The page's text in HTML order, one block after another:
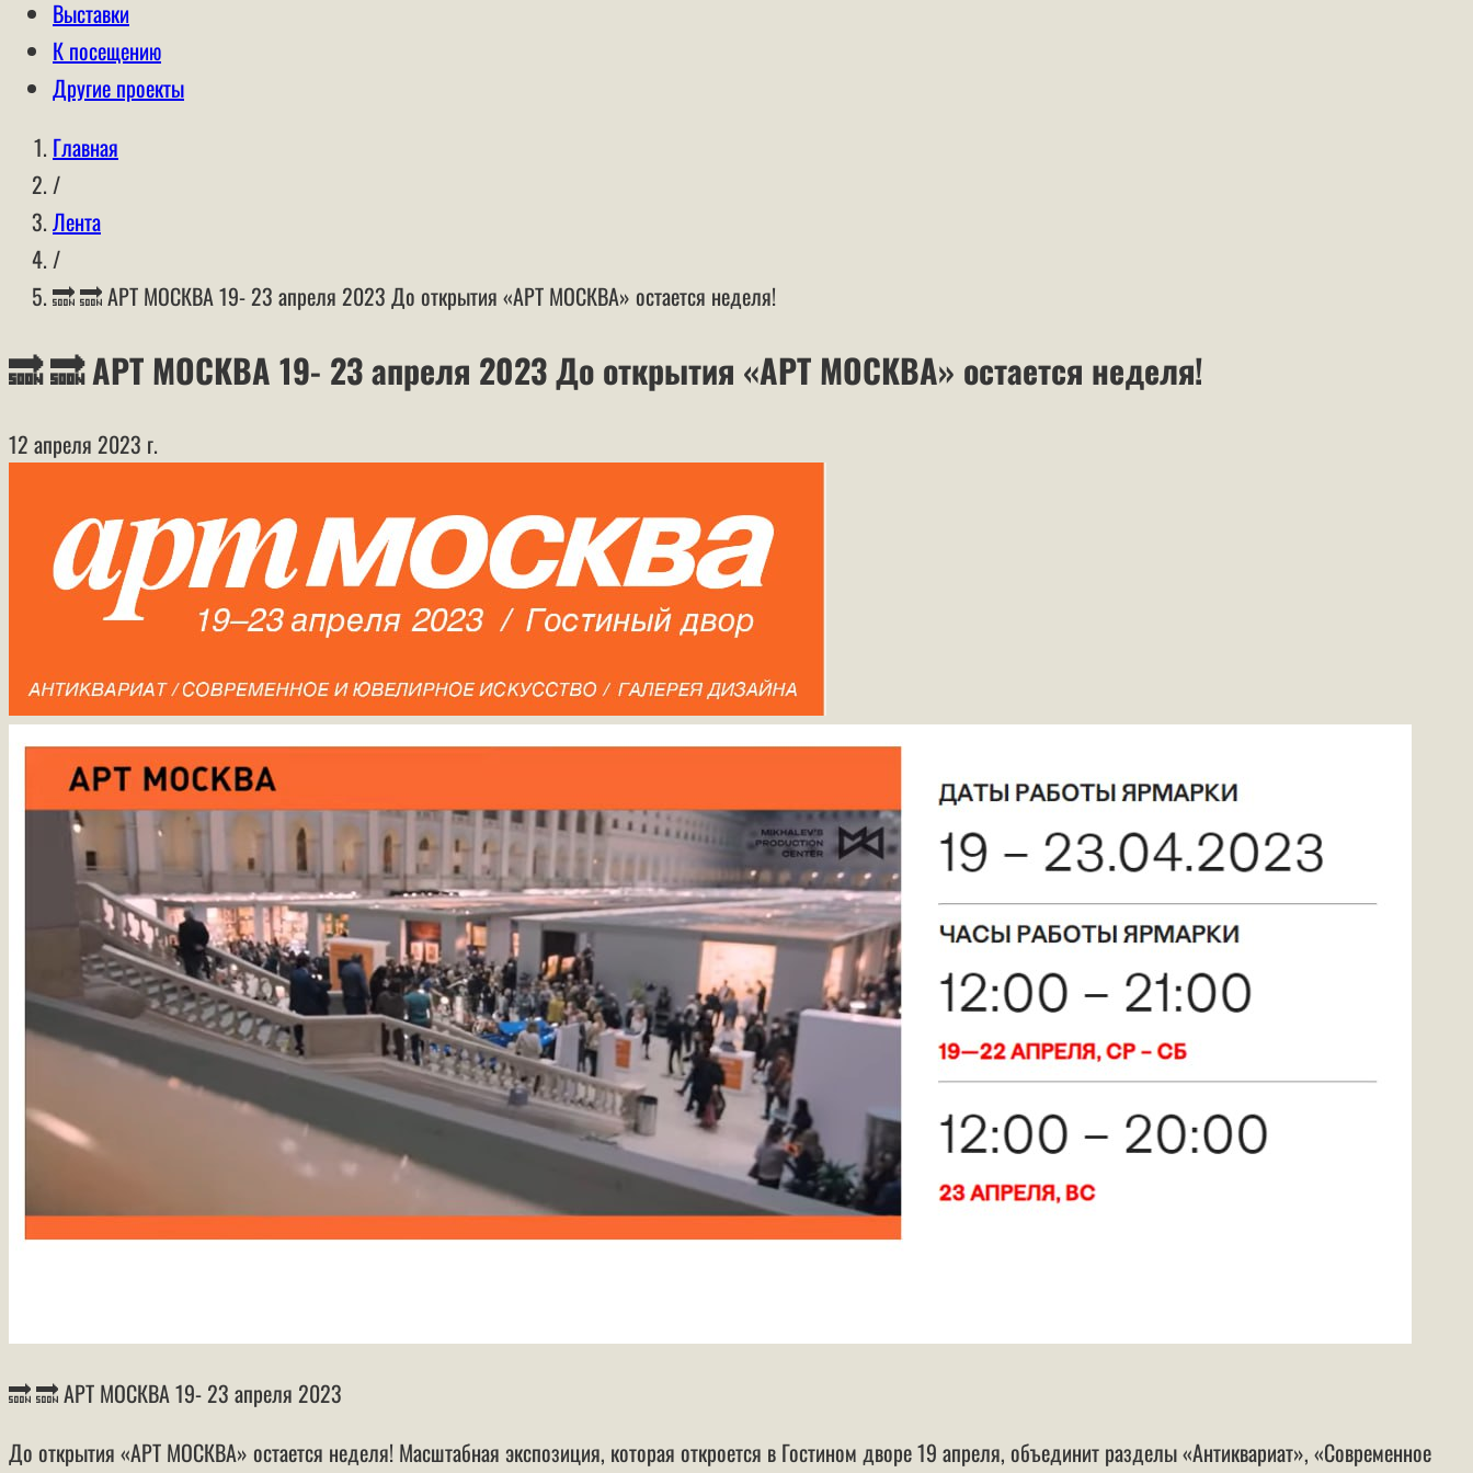
Выставки
К посещению
Другие проекты
Главная
/
Лента
/
🔜 🔜 АРТ МОСКВА 19- 23 апреля 2023 До открытия «АРТ МОСКВА» остается неделя!
🔜 🔜 АРТ МОСКВА 19- 23 апреля 2023 До открытия «АРТ МОСКВА» остается неделя!
12 апреля 2023 г.
🔜 🔜 АРТ МОСКВА 19- 23 апреля 2023
До открытия «АРТ МОСКВА» остается неделя! ​​​​​​​Масштабная экспозиция, которая откроется в Гостином дворе 19 апреля, объединит разделы «Антиквариат», «Современное